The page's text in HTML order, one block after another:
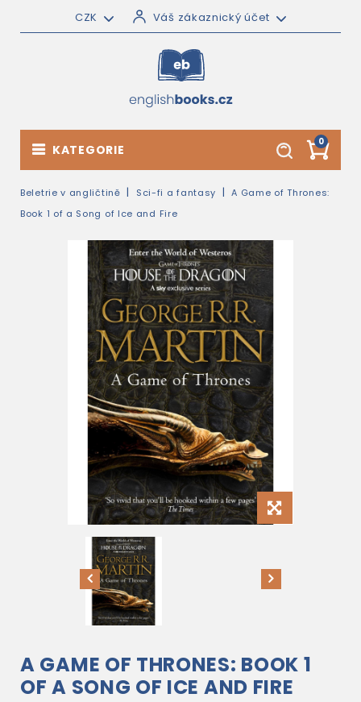
CZK Váš zákaznický účet
0
KATEGORIE
Beletrie v angličtině Sci-fi a fantasy
A Game of Thrones:
Book 1 of a Song of Ice and Fire
A GAME OF THRONES: BOOK 1
OF A SONG OF ICE AND FIRE